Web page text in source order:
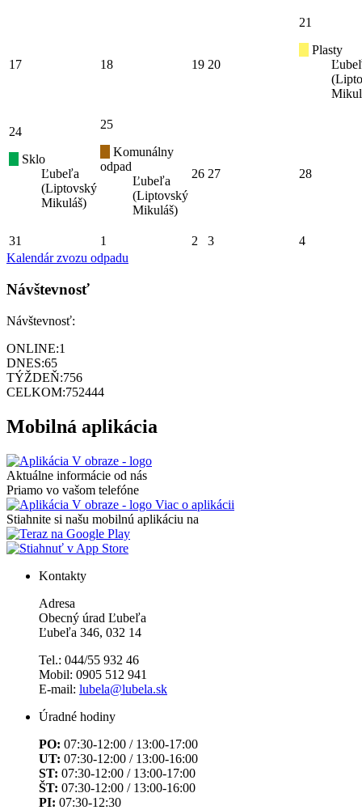
17 18 19 20
21
Plasty
24
Sklo
Ľubeľa
(Liptovský
Mikuláš)
25
Komunálny
odpad
Ľubeľa
(Liptovský
Mikuláš)
26 27 28
31 1 2 3
4
Kalendár zvozu odpadu
Návštevnosť
Návštevnosť:
ONLINE:1
DNES:65
TÝŽDEŇ:756
CELKOM:752444
Mobilná aplikácia
Aktuálne informácie od nás
Priamo vo vašom telefóne
Viac o aplikácii
Stiahnite si našu mobilnú aplikáciu na
Kontakty
Adresa
Obecný úrad Ľubeľa
Ľubeľa 346, 032 14
Tel.: 044/55 932 46
Mobil: 0905 512 941
E-mail: lubela@lubela.sk
Úradné hodiny
PO: 07:30-12:00 / 13:00-17:00
UT: 07:30-12:00 / 13:00-16:00
ST: 07:30-12:00 / 13:00-17:00
ŠT: 07:30-12:00 / 13:00-16:00
PI: 07:30-12:30